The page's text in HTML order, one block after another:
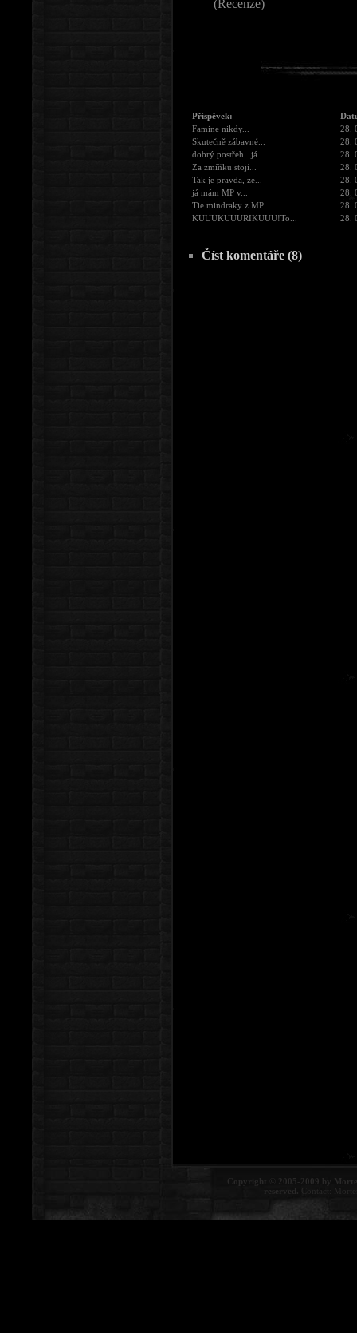
(Recenze)
Příspěvek:
Famine nikdy...
28.
Skutečně zábavné...
28.
dobrý postřeh.. já...
28.
Za zmíňku stojí...
28.
Tak je pravda, ze...
28.
já mám MP v...
28.
Tie mindraky z MP...
28.
KUUUKUUURIKUUU!To...
28.
Číst komentáře (8)
Copyright © 2005-2009 by
reserved. Contact: